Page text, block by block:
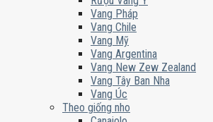
Vang Pháp
Vang Chile
Vang Mỹ
Vang Argentina
Vang New Zew Zealand
Vang Tây Ban Nha
Vang Úc
Theo giống nho